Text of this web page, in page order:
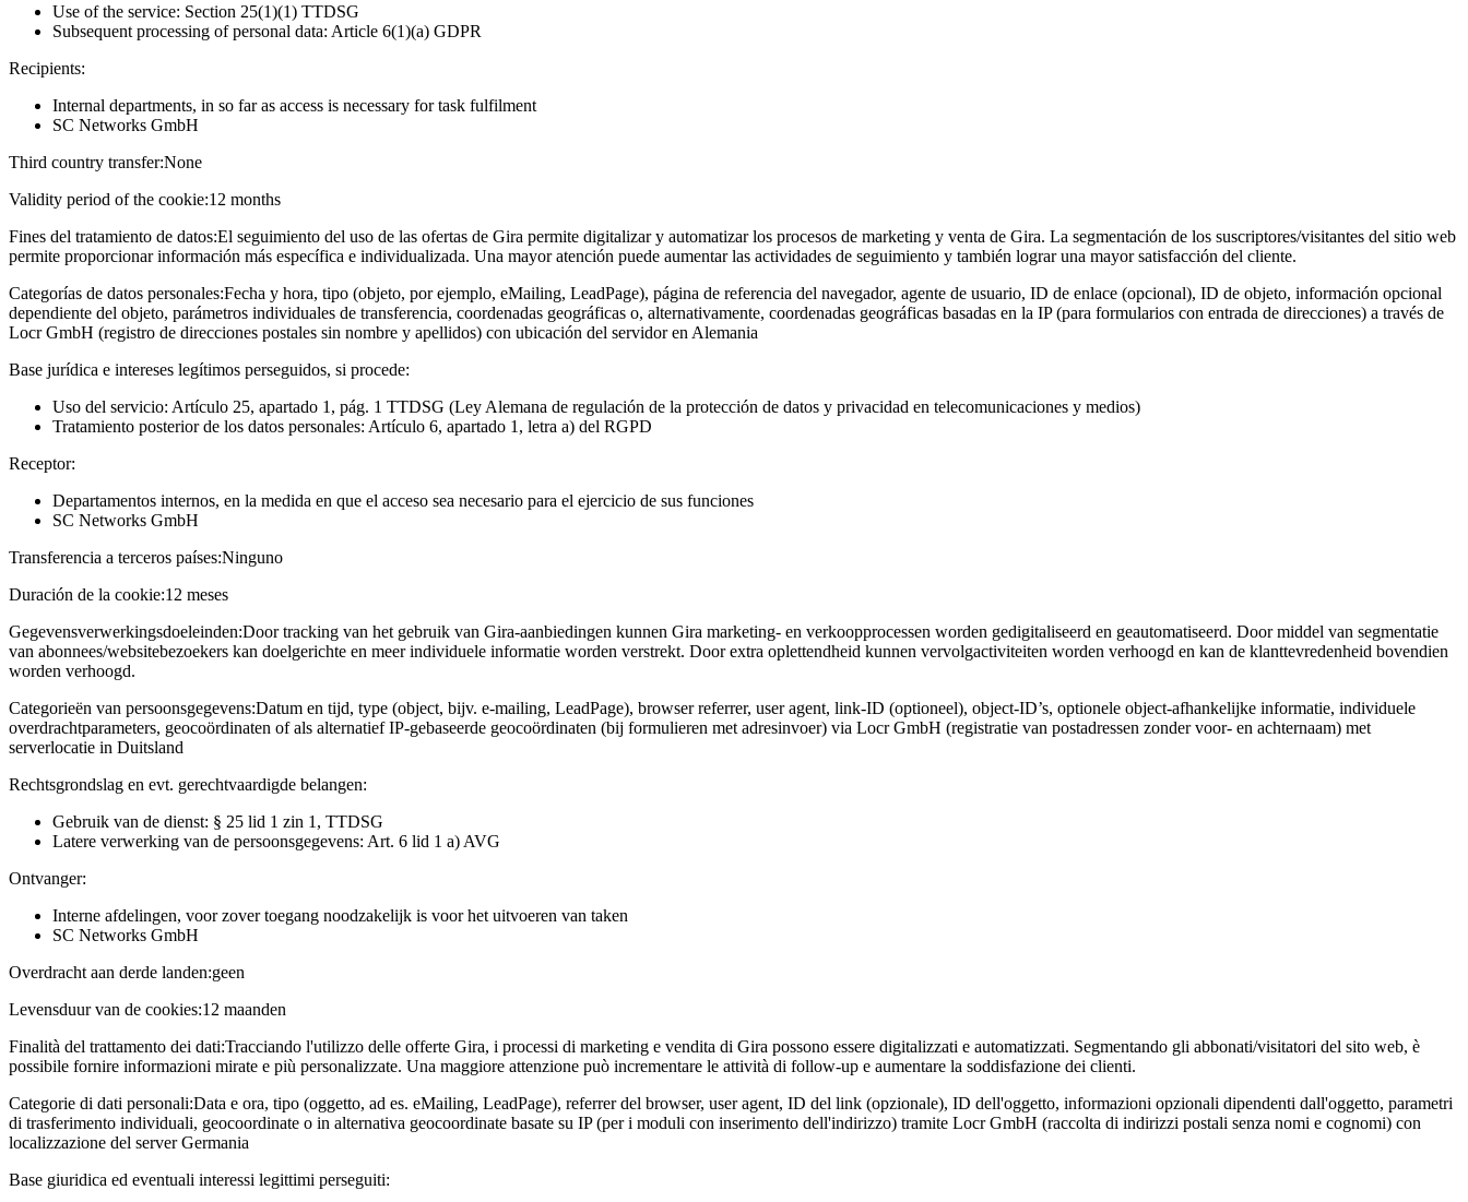
Use of the service: Section 25(1)(1) TTDSG
Subsequent processing of personal data: Article 6(1)(a) GDPR
Recipients:
Internal departments, in so far as access is necessary for task fulfilment
SC Networks GmbH
Third country transfer:None
Validity period of the cookie:12 months
Fines del tratamiento de datos:El seguimiento del uso de las ofertas de Gira permite digitalizar y automatizar los procesos de marketing y venta de Gira. La segmentación de los suscriptores/visitantes del sitio web
permite proporcionar información más específica e individualizada. Una mayor atención puede aumentar las actividades de seguimiento y también lograr una mayor satisfacción del cliente.
Categorías de datos personales:Fecha y hora, tipo (objeto, por ejemplo, eMailing, LeadPage), página de referencia del navegador, agente de usuario, ID de enlace (opcional), ID de objeto, información opcional
dependiente del objeto, parámetros individuales de transferencia, coordenadas geográficas o, alternativamente, coordenadas geográficas basadas en la IP (para formularios con entrada de direcciones) a través de
Locr GmbH (registro de direcciones postales sin nombre y apellidos) con ubicación del servidor en Alemania
Base jurídica e intereses legítimos perseguidos, si procede:
Uso del servicio: Artículo 25, apartado 1, pág. 1 TTDSG (Ley Alemana de regulación de la protección de datos y privacidad en telecomunicaciones y medios)
Tratamiento posterior de los datos personales: Artículo 6, apartado 1, letra a) del RGPD
Receptor:
Departamentos internos, en la medida en que el acceso sea necesario para el ejercicio de sus funciones
SC Networks GmbH
Transferencia a terceros países:Ninguno
Duración de la cookie:12 meses
Gegevensverwerkingsdoeleinden:Door tracking van het gebruik van Gira-aanbiedingen kunnen Gira marketing- en verkoopprocessen worden gedigitaliseerd en geautomatiseerd. Door middel van segmentatie
van abonnees/websitebezoekers kan doelgerichte en meer individuele informatie worden verstrekt. Door extra oplettendheid kunnen vervolgactiviteiten worden verhoogd en kan de klanttevredenheid bovendien
worden verhoogd.
Categorieën van persoonsgegevens:Datum en tijd, type (object, bijv. e-mailing, LeadPage), browser referrer, user agent, link-ID (optioneel), object-ID’s, optionele object-afhankelijke informatie, individuele
overdrachtparameters, geocoördinaten of als alternatief IP-gebaseerde geocoördinaten (bij formulieren met adresinvoer) via Locr GmbH (registratie van postadressen zonder voor- en achternaam) met
serverlocatie in Duitsland
Rechtsgrondslag en evt. gerechtvaardigde belangen:
Gebruik van de dienst: § 25 lid 1 zin 1, TTDSG
Latere verwerking van de persoonsgegevens: Art. 6 lid 1 a) AVG
Ontvanger:
Interne afdelingen, voor zover toegang noodzakelijk is voor het uitvoeren van taken
SC Networks GmbH
Overdracht aan derde landen:geen
Levensduur van de cookies:12 maanden
Finalità del trattamento dei dati:Tracciando l'utilizzo delle offerte Gira, i processi di marketing e vendita di Gira possono essere digitalizzati e automatizzati. Segmentando gli abbonati/visitatori del sito web, è
possibile fornire informazioni mirate e più personalizzate. Una maggiore attenzione può incrementare le attività di follow-up e aumentare la soddisfazione dei clienti.
Categorie di dati personali:Data e ora, tipo (oggetto, ad es. eMailing, LeadPage), referrer del browser, user agent, ID del link (opzionale), ID dell'oggetto, informazioni opzionali dipendenti dall'oggetto, parametri
di trasferimento individuali, geocoordinate o in alternativa geocoordinate basate su IP (per i moduli con inserimento dell'indirizzo) tramite Locr GmbH (raccolta di indirizzi postali senza nomi e cognomi) con
localizzazione del server Germania
Base giuridica ed eventuali interessi legittimi perseguiti: